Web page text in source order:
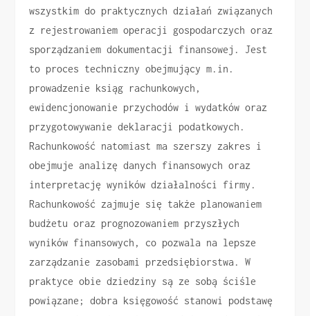
wszystkim do praktycznych działań związanych
z rejestrowaniem operacji gospodarczych oraz
sporządzaniem dokumentacji finansowej. Jest
to proces techniczny obejmujący m.in.
prowadzenie ksiąg rachunkowych,
ewidencjonowanie przychodów i wydatków oraz
przygotowywanie deklaracji podatkowych.
Rachunkowość natomiast ma szerszy zakres i
obejmuje analizę danych finansowych oraz
interpretację wyników działalności firmy.
Rachunkowość zajmuje się także planowaniem
budżetu oraz prognozowaniem przyszłych
wyników finansowych, co pozwala na lepsze
zarządzanie zasobami przedsiębiorstwa. W
praktyce obie dziedziny są ze sobą ściśle
powiązane; dobra księgowość stanowi podstawę